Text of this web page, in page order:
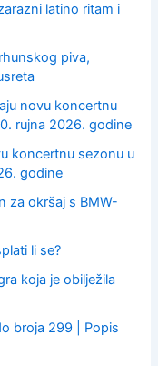
latino ritam i
piva,
novu koncertnu
rujna 2026. godine
koncertnu sezonu u
godine
za okršaj s BMW-
li se?
koja je obilježila
broja 299 | Popis